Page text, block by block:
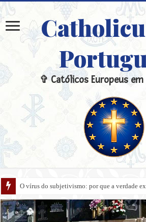
✞ Católicos Europeus
O vírus do subjetivismo: por que a verdade